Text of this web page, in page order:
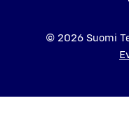
© 2026 Suomi